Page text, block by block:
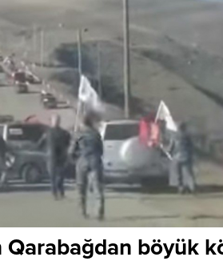
Qarabağdan böyük